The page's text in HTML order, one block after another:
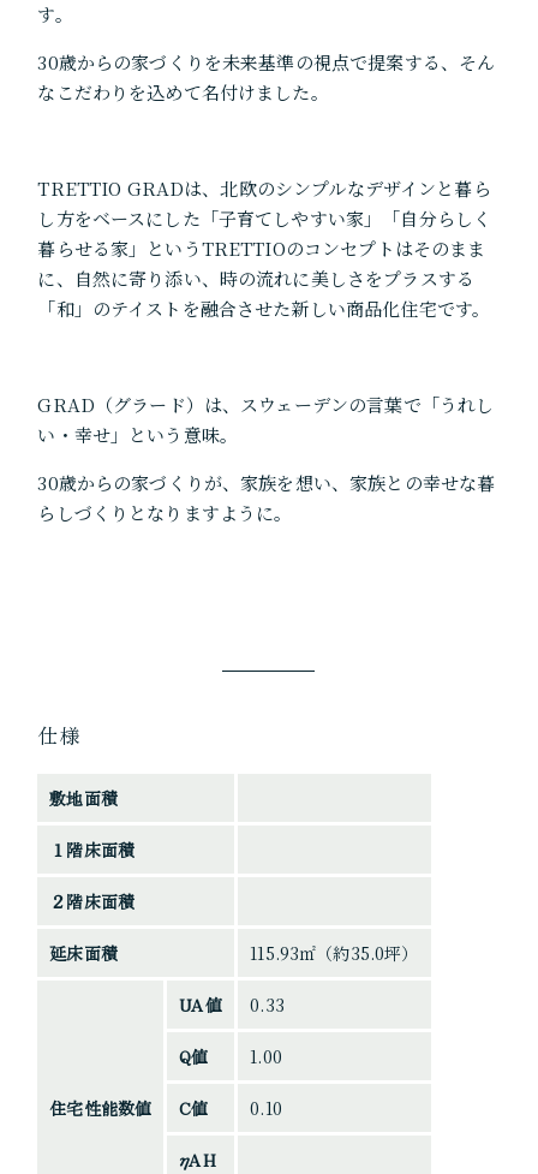
す。
30歳からの家づくりを未来基準の視点で提案する、そん
なこだわりを込めて名付けました。
TRETTIO GRADは、北欧のシンプルなデザインと暮ら
し方をベースにした「子育てしやすい家」「自分らしく
暮らせる家」というTRETTIOのコンセプトはそのまま
に、自然に寄り添い、時の流れに美しさをプラスする
「和」のテイストを融合させた新しい商品化住宅です。
GRAD（グラード）は、スウェーデンの言葉で「うれし
い・幸せ」という意味。
30歳からの家づくりが、家族を想い、家族との幸せな暮
らしづくりとなりますように。
仕様
敷地面積
１階床面積
２階床面積
延床面積 115.93㎡（約35.0坪）
住宅性能数値
UA値 0.33
Q値 1.00
C値 0.10
ηAH